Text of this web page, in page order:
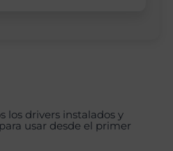
los drivers instalados y
usar desde el primer